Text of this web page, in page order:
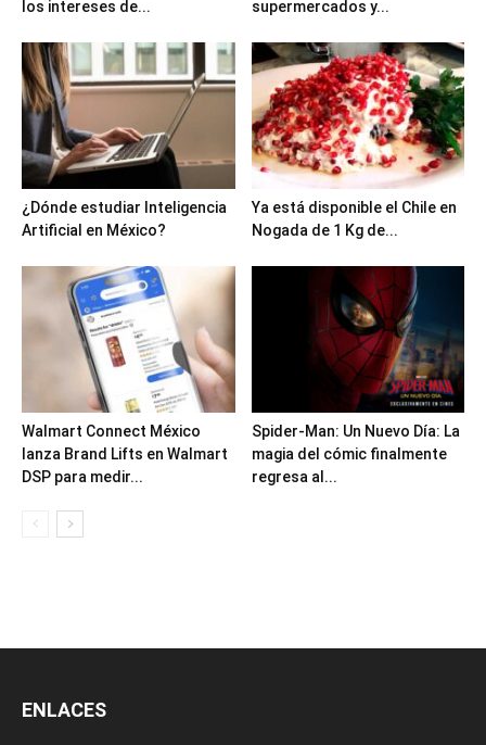
los intereses de...
supermercados y...
¿Dónde estudiar Inteligencia
Artificial en México?
Ya está disponible el Chile en
Nogada de 1 Kg de...
Walmart Connect México
lanza Brand Lifts en Walmart
DSP para medir...
Spider-Man: Un Nuevo Día: La
magia del cómic finalmente
regresa al...
ENLACES